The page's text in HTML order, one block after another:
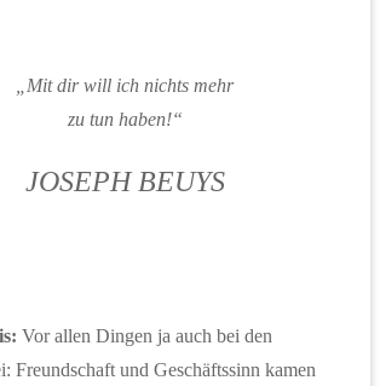
„Mit dir will ich nichts mehr
zu tun haben!“
JOSEPH BEUYS
Vor allen Dingen ja auch bei den
Freundschaft und Geschäftssinn kamen